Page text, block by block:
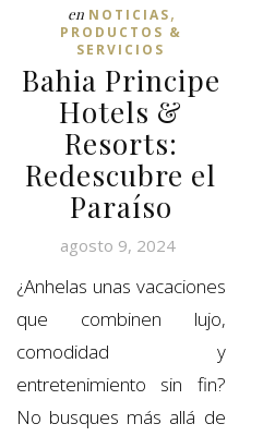
en NOTICIAS,
PRODUCTOS &
SERVICIOS
Bahia Principe
Hotels &
Resorts:
Redescubre el
Paraíso
agosto 9, 2024
¿Anhelas unas vacaciones
que combinen lujo,
comodidad y
entretenimiento sin fin?
No busques más allá de